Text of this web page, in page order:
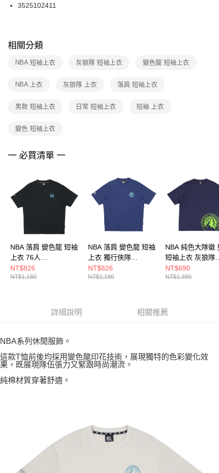
ATM／網路銀行／等多元方式進行付款，方視為交易完成。
※ 交易是否成功請以「AFTEE先享後付 」之結帳頁面顯示為準，若有關於
是否繳費成功／繳費後需取消欲退款等相關疑問，請聯繫「AFTEE先享後付
客戶支援中心」https://netprotections.freshdesk.com/support/home
１．透過由恩沛科技股份有限公司提供之「AFTEE先享後付」服務完成之交
權轉讓予恩沛科技股份有限公司。
３．未成年的使用者請事先徵得法定代理人或監護人之同意方可使用
４．使用「AFTEE先享後付」時，將依據個別帳號之用戶狀況，依本公司即
５．嚴禁一人註冊多個帳號或使用他人資訊註冊。若發現惡意使用之情形，
恩沛科技股份有限公司將有權停止該用戶之使用額度並採取法律行動。
每筆NT$100，滿NT$1,500(含以上)免運費
3525102411
相關分類
NBA 短袖上衣 灰狼隊 短袖上衣 變色龍 短袖上衣
NBA 上衣 灰狼隊 上衣 落肩 短袖上衣
男款 短袖上衣 日常 短袖上衣 短袖 上衣
變色 短袖上衣
一 必買清單 一
NBA 落肩 變色龍 短袖
上衣 76人
3525102520
NT$826
NT$1,180
NBA 落肩 變色龍 短袖
上衣 獨行俠隊
3525102780
NT$826
NT$1,180
NBA 純色大隊徽
短袖上衣 灰狼隊
3625113580
NT$690
NT$1,380
詳細說明 相關推薦
NBA系列休閒服飾。
這款T恤前後均採用變色龍印花技術，展現獨特的色彩變化效
果，既展現隊伍張力又緊跟時尚潮流。
純棉材質穿著舒適。